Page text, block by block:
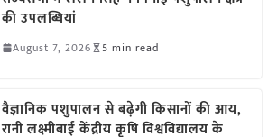
की उपलब्धियां
August 7, 2026 5 min read
वैज्ञानिक पशुपालन से बढ़ेगी किसानों की आय,
रानी लक्ष्मीबाई केंद्रीय कृषि विश्वविद्यालय के